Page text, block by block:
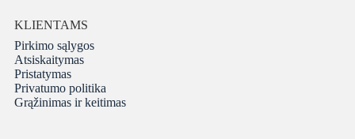
KLIENTAMS
Pirkimo sąlygos
Atsiskaitymas
Pristatymas
Privatumo politika
Grąžinimas ir keitimas